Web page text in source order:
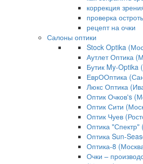
коррекция
проверка
рецепт на очки
Салоны оптики
Stock Optika
Аутлет Оптика
Бутик My-Optika
ЕврООптика
Люкс Оптика
Оптик Очков's
Оптик Сити
Оптик Чуев
Оптика "Спектр"
Оптика Sun-
Оптика-8
Очки –